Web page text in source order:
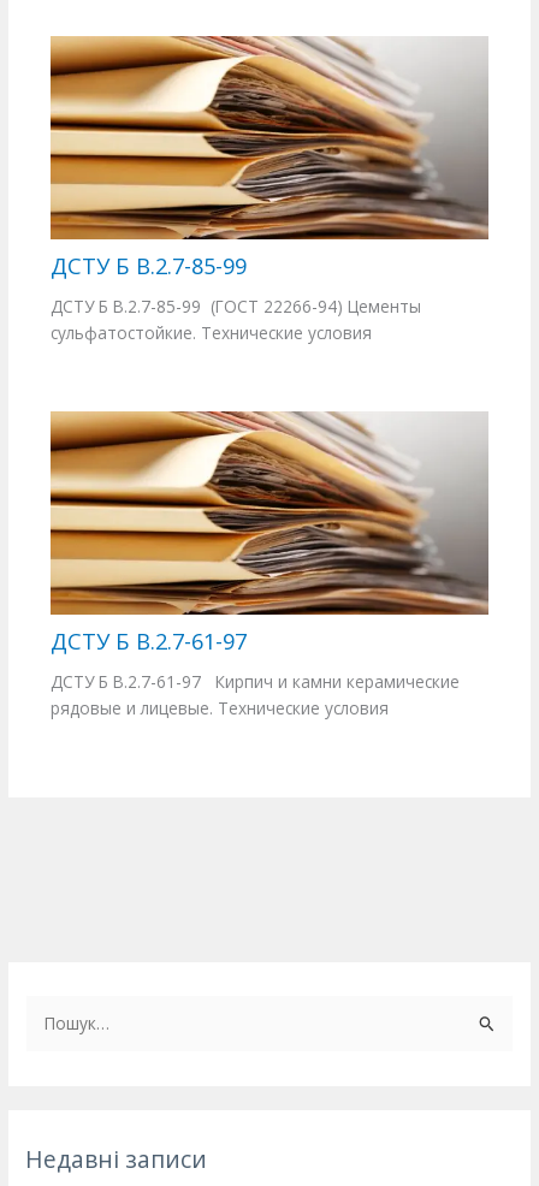
ДСТУ Б В.2.7-85-99
ДСТУ Б В.2.7-85-99 (ГОСТ 22266-94) Цементы
сульфатостойкие. Технические условия
ДСТУ Б В.2.7-61-97
ДСТУ Б В.2.7-61-97 Кирпич и камни керамические
рядовые и лицевые. Технические условия
иНедавні записи